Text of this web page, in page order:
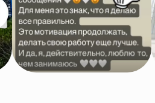
связаться быстрее